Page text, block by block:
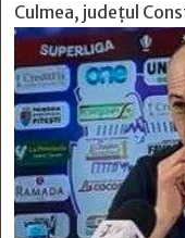
Culmea, județul